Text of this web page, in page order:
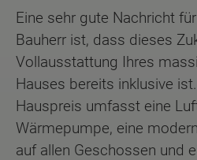
Eine sehr gute Nachricht
Bauherr ist, dass dieses
Vollausstattung Ihres
Hauses bereits inklusive
Hauspreis umfasst eine
Wärmepumpe, eine
auf allen Geschossen und